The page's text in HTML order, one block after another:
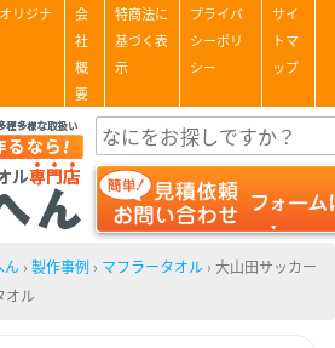
リジナ
会
社
概
要
特商法に
基づく表
示
プライバ
シーポリ
シー
サイ
トマ
ップ
ん › 製作事例 › マフラータオル › 大山田サッカー
オル